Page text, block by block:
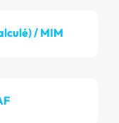
/ MIM